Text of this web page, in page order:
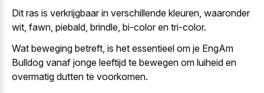
Dit ras is verkrijgbaar in verschillende kleuren, waaronder
wit, fawn, piebald, brindle, bi-color en tri-color.
Wat beweging betreft, is het essentieel om je EngAm
Bulldog vanaf jonge leeftijd te bewegen om luiheid en
overmatig dutten te voorkomen.